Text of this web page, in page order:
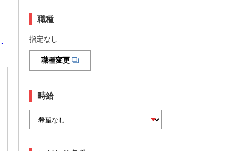
職種
指定なし
職種変更
時給